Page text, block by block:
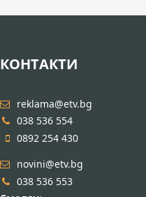
КОНТАКТИ
reklama@etv.bg
038 536 554
0892 254 430
novini@etv.bg
038 536 553